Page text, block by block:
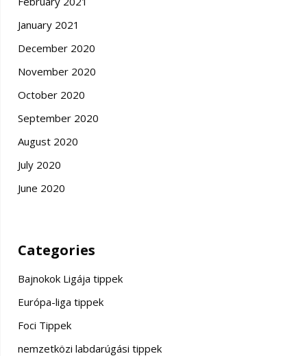
January 2021
December 2020
November 2020
October 2020
September 2020
August 2020
July 2020
June 2020
Categories
Bajnokok Ligája tippek
Európa-liga tippek
Foci Tippek
nemzetközi labdarúgási tippek